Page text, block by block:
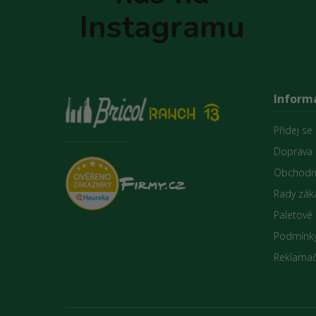
Instagramu
Přidej se
Doprava
Rady